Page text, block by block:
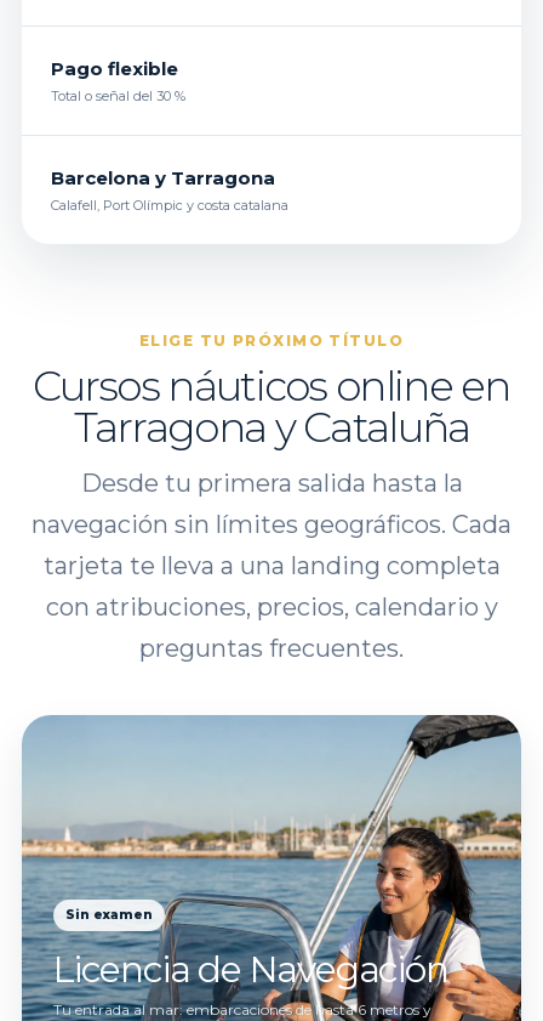
Pago flexible
Total o señal del 30 %
Barcelona y Tarragona
Calafell, Port Olímpic y costa catalana
ELIGE TU PRÓXIMO TÍTULO
Cursos náuticos online en
Tarragona y Cataluña
Desde tu primera salida hasta la
navegación sin límites geográficos. Cada
tarjeta te lleva a una landing completa
con atribuciones, precios, calendario y
preguntas frecuentes.
Sin examen
Licencia de Navegación
Tu entrada al mar: embarcaciones de hasta 6 metros y